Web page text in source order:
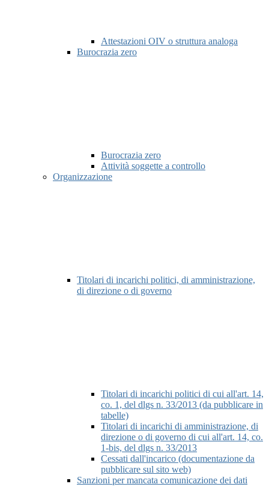
Attestazioni OIV o struttura analoga
Burocrazia zero
Burocrazia zero
Attività soggette a controllo
Organizzazione
Titolari di incarichi politici, di amministrazione,
di direzione o di governo
Titolari di incarichi politici di cui all'art. 14,
co. 1, del dlgs n. 33/2013 (da pubblicare in
tabelle)
Titolari di incarichi di amministrazione, di
direzione o di governo di cui all'art. 14, co.
1-bis, del dlgs n. 33/2013
Cessati dall'incarico (documentazione da
pubblicare sul sito web)
Sanzioni per mancata comunicazione dei dati